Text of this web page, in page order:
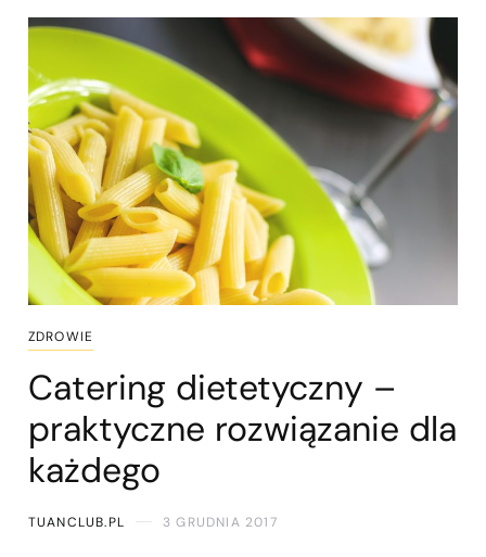
ZDROWIE
Catering dietetyczny –
praktyczne rozwiązanie dla
każdego
TUANCLUB.PL 3 GRUDNIA 2017